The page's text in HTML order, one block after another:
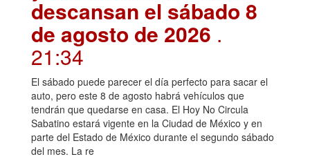
descansan el sábado 8
de agosto de 2026 .
21:34
El sábado puede parecer el día perfecto para sacar el
auto, pero este 8 de agosto habrá vehículos que
tendrán que quedarse en casa. El Hoy No Circula
Sabatino estará vigente en la Ciudad de México y en
parte del Estado de México durante el segundo sábado
del mes. La re